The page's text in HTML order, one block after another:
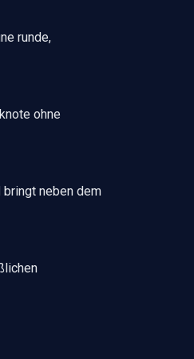
runde,
ohne
neben dem